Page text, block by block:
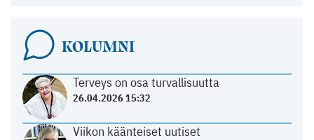
KOLUMNI
Terveys on osa turvallisuutta
26.04.2026 15:32
Viikon käänteiset uutiset